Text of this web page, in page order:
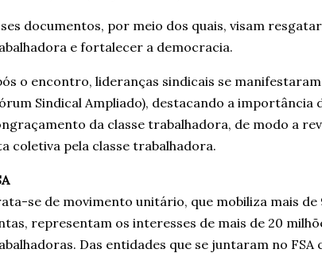
documentos, por meio dos quais, visam
e fortalecer a democracia.
o encontro, lideranças sindicais se
Sindical Ampliado), destacando a importância
da classe trabalhadora, de modo a
coletiva pela classe trabalhadora.
se de movimento unitário, que mobiliza mais de
representam os interesses de mais de 20
Das entidades que se juntaram no FSA